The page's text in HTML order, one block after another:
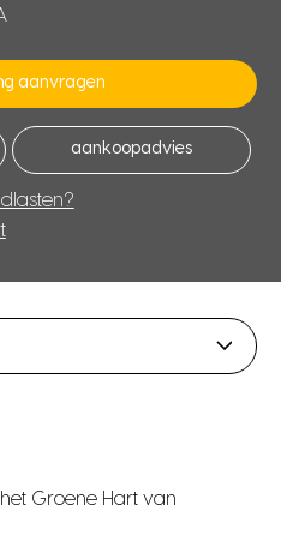
aanvragen
aankoopadvies
het Groene Hart van